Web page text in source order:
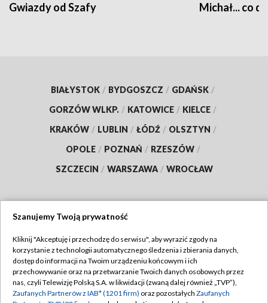
Gwiazdy od Szafy Michał... co
BIAŁYSTOK / BYDGOSZCZ / GDAŃSK /
GORZÓW WLKP. / KATOWICE / KIELCE /
KRAKÓW / LUBLIN / ŁÓDŹ / OLSZTYN /
OPOLE / POZNAŃ / RZESZÓW /
SZCZECIN / WARSZAWA / WROCŁAW
TVP
Abonament TVP
Emisja w TVP
Regulamin TVP
Polityka prywatności
Szanujemy Twoją prywatność
Kliknij "Akceptuję i przechodzę do serwisu", aby wyrazić zgody na
korzystanie z technologii automatycznego śledzenia i zbierania danych,
dostęp do informacji na Twoim urządzeniu końcowym i ich
przechowywanie oraz na przetwarzanie Twoich danych osobowych przez
nas, czyli Telewizję Polską S.A. w likwidacji (zwaną dalej również „TVP”),
Zaufanych Partnerów z IAB* (1201 firm) oraz pozostałych Zaufanych